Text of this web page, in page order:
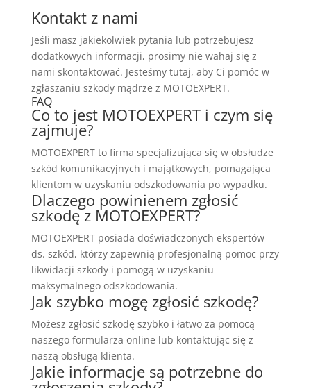
Kontakt z nami
Jeśli masz jakiekolwiek pytania lub potrzebujesz
dodatkowych informacji, prosimy nie wahaj się z
nami skontaktować. Jesteśmy tutaj, aby Ci pomóc w
zgłaszaniu szkody mądrze z MOTOEXPERT.
FAQ
Co to jest MOTOEXPERT i czym się
zajmuje?
MOTOEXPERT to firma specjalizująca się w obsłudze
szkód komunikacyjnych i majątkowych, pomagająca
klientom w uzyskaniu odszkodowania po wypadku.
Dlaczego powinienem zgłosić
szkodę z MOTOEXPERT?
MOTOEXPERT posiada doświadczonych ekspertów
ds. szkód, którzy zapewnią profesjonalną pomoc przy
likwidacji szkody i pomogą w uzyskaniu
maksymalnego odszkodowania.
Jak szybko mogę zgłosić szkodę?
Możesz zgłosić szkodę szybko i łatwo za pomocą
naszego formularza online lub kontaktując się z
naszą obsługą klienta.
Jakie informacje są potrzebne do